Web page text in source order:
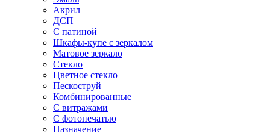
Акрил
ДСП
С патиной
Шкафы-купе с зеркалом
Матовое зеркало
Стекло
Цветное стекло
Пескоструй
Комбинированные
С витражами
С фотопечатью
Назначение